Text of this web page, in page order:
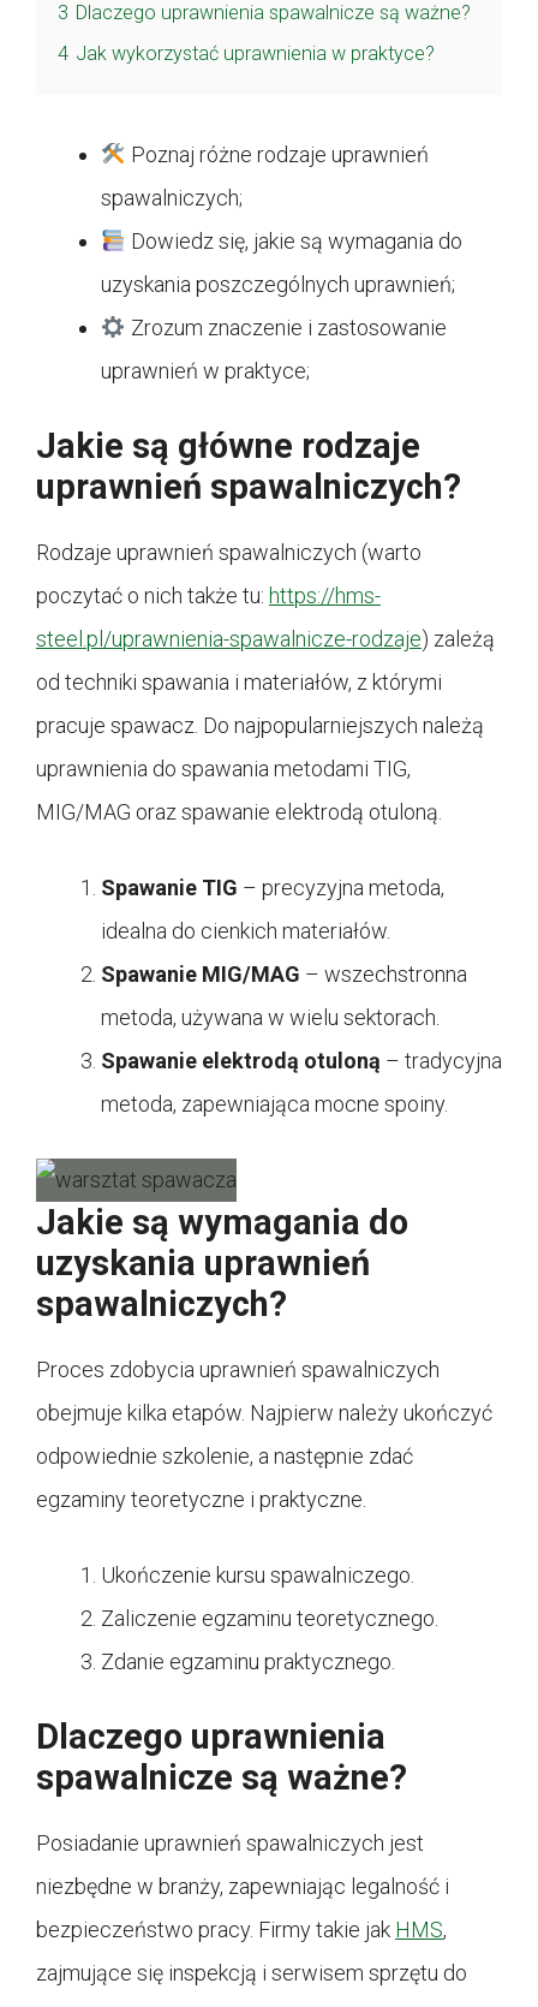
3 Dlaczego uprawnienia spawalnicze są ważne?
4 Jak wykorzystać uprawnienia w praktyce?
Poznaj różne rodzaje uprawnień
spawalniczych;
Dowiedz się, jakie są wymagania do
uzyskania poszczególnych uprawnień;
Zrozum znaczenie i zastosowanie
uprawnień w praktyce;
Jakie są główne rodzaje
uprawnień spawalniczych?
Rodzaje uprawnień spawalniczych (warto
poczytać o nich także tu: https://hms-
steel.pl/uprawnienia-spawalnicze-rodzaje) zależą
od techniki spawania i materiałów, z którymi
pracuje spawacz. Do najpopularniejszych należą
uprawnienia do spawania metodami TIG,
MIG/MAG oraz spawanie elektrodą otuloną.
Spawanie TIG – precyzyjna metoda,
idealna do cienkich materiałów.
Spawanie MIG/MAG – wszechstronna
metoda, używana w wielu sektorach.
Spawanie elektrodą otuloną – tradycyjna
metoda, zapewniająca mocne spoiny.
Jakie są wymagania do
uzyskania uprawnień
spawalniczych?
Proces zdobycia uprawnień spawalniczych
obejmuje kilka etapów. Najpierw należy ukończyć
odpowiednie szkolenie, a następnie zdać
egzaminy teoretyczne i praktyczne.
Ukończenie kursu spawalniczego.
Zaliczenie egzaminu teoretycznego.
Zdanie egzaminu praktycznego.
Dlaczego uprawnienia
spawalnicze są ważne?
Posiadanie uprawnień spawalniczych jest
niezbędne w branży, zapewniając legalność i
bezpieczeństwo pracy. Firmy takie jak HMS,
zajmujące się inspekcją i serwisem sprzętu do